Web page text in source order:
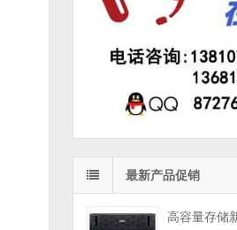
最新产品促销
高容量存储